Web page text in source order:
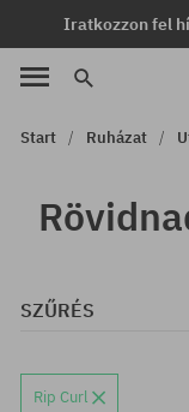
Iratkozzon fel
Start Ruházat
SZŰRÉS
Rip Curl